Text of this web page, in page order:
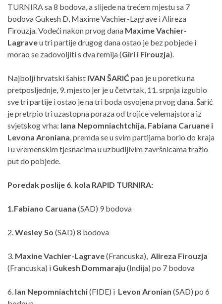
TURNIRA sa 8 bodova, a slijede na trećem mjestu sa 7
bodova Gukesh D, Maxime Vachier-Lagrave i Alireza
Firouzja. Vodeći nakon prvog dana Maxime Vachier-
Lagraveu tri partije drugog dana ostao je bez pobjede i
morao se zadovoljiti s dva remija (Giri i Firouzja).
Najbolji hrvatski šahist IVAN ŠARIĆ pao je u poretku na
pretposljednje, 9. mjesto jer je u četvrtak, 11. srpnja izgubio
sve tri partije i ostao je na tri boda osvojena prvog dana. Šarić
je pretrpio tri uzastopna poraza od trojice velemajstora iz
svjetskog vrha: Iana Nepomniachtchija, Fabiana Caruane i
Levona Aroniana, premda se u svim partijama borio do kraja
i u vremenskim tjesnacima u uzbudljivim završnicama tražio
put do pobjede.
Poredak poslije 6. kola RAPID TURNIRA:
1.Fabiano Caruana (SAD) 9 bodova
2.Wesley So (SAD) 8 bodova
3. Maxine Vachier-Lagrave(Francuska), Alireza Firouzja
(Francuska) i Gukesh Dommaraju (Indija) po 7 bodova
6. Ian Nepomniachtchi(FIDE) i Levon Aronian (SAD) po 6